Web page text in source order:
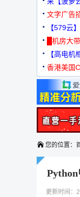
文字广告
【579云
元
█机房大
【高电
机
香港美国
您的位置：
更新时间：